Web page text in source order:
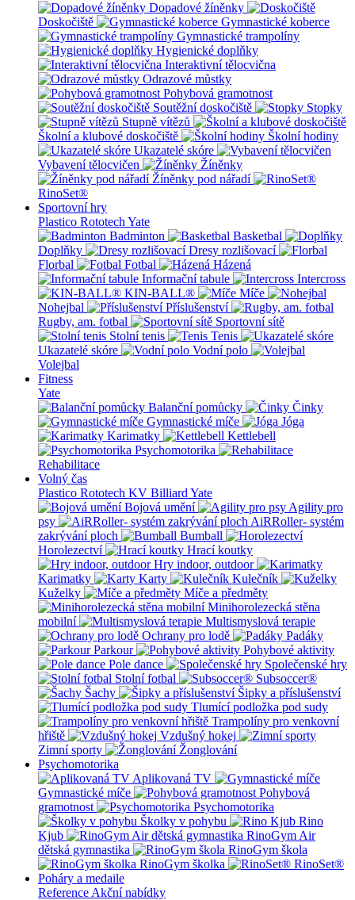
Dopadové žíněnky
Doskočiště
Gymnastické koberce
Gymnastické trampolíny
Hygienické doplňky
Interaktivní tělocvična
Odrazové můstky
Pohybová gramotnost
Soutěžní doskočiště
Stopky
Stupně vítězů
Školní a klubové doskočiště
Školní hodiny
Ukazatelé skóre
Vybavení tělocvičen
Žíněnky
Žíněnky pod nářadí
RinoSet®
Sportovní hry
Plastico Rototech Yate
Badminton
Basketbal
Doplňky
Dresy rozlišovací
Florbal
Fotbal
Házená
Informační tabule
Intercross
KIN-BALL®
Míče
Nohejbal
Příslušenství
Rugby, am. fotbal
Sportovní sítě
Stolní tenis
Tenis
Ukazatelé skóre
Vodní polo
Volejbal
Fitness
Yate
Balanční pomůcky
Činky
Gymnastické míče
Jóga
Karimatky
Kettlebell
Psychomotorika
Rehabilitace
Volný čas
Plastico Rototech KV Billiard Yate
Bojová umění
Agility pro
psy
AiRRoller- systém
zakrývání ploch
Bumball
Horolezectví
Hrací koutky
Hry indoor, outdoor
Karimatky
Karty
Kulečník
Kuželky
Míče a předměty
Minihorolezecká stěna
mobilní
Multismyslová terapie
Ochrany pro lodě
Padáky
Parkour
Pohybové aktivity
Pole dance
Společenské hry
Stolní fotbal
Subsoccer®
Šachy
Šipky a příslušenství
Tlumící podložka pod sudy
Trampolíny pro venkovní
hřiště
Vzdušný hokej
Zimní sporty
Žonglování
Psychomotorika
Aplikovaná TV
Gymnastické míče
Pohybová
gramotnost
Psychomotorika
Školky v pohybu
Rino
Kjub
RinoGym Air
dětská gymnastika
RinoGym škola
RinoGym školka
RinoSet®
Poháry a medaile
Reference Akční nabídky